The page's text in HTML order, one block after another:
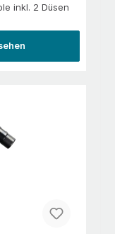
inkl. 2 Düsen